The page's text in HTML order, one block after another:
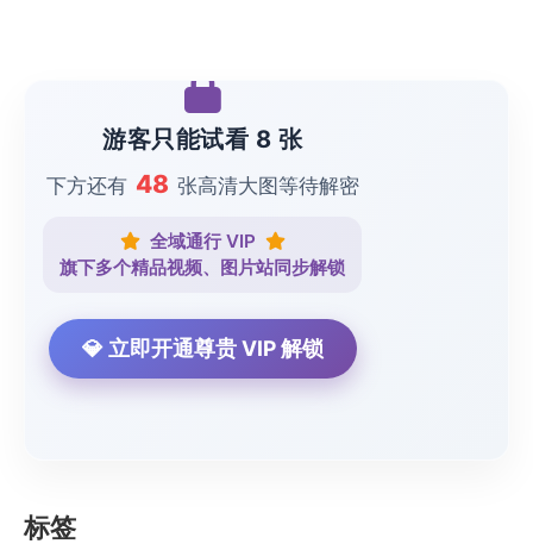
游客只能试看 8 张
下方还有 48 张高清大图等待解密
全域通行 VIP
旗下多个精品视频、图片站同步解锁
💎 立即开通尊贵 VIP 解锁
标签